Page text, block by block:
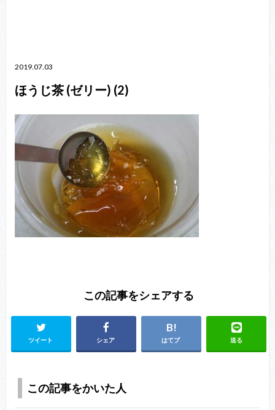
2019.07.03
ほうじ茶 (ゼリー) (2)
この記事をシェアする
ツイート シェア はてブ 送る
この記事をかいた人